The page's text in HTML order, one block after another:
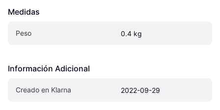
Medidas
Peso 0.4 kg
Información Adicional
Creado en Klarna 2022-09-29